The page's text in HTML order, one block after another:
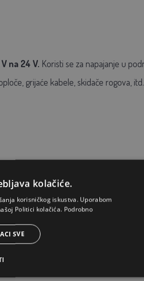
na 24 V. Koristi se za napajanje u
grijaće kabele, skidače rogova,
kolačiće.
korisničkog iskustva. Uporabom
Politici kolačića. Podrobno
SVE